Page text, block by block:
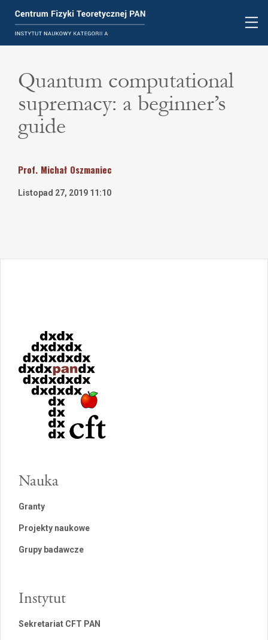
Quantum computational
supremacy: a beginner’s
guide
Prof. Michał Oszmaniec
Listopad 27, 2019 11:10
Nauka
Granty
Projekty naukowe
Grupy badawcze
Instytut
Sekretariat CFT PAN